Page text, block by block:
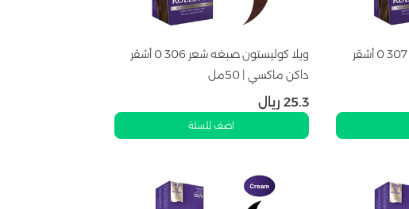
ويلا كوليستون صبغة شعر 307 0 أشقر
ويلا كوليستون صبغه شعر 306 0 أشقر
داكن ماكسي | 50مل
25.3 ريال
اضف للسلة